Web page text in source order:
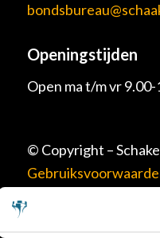
Openingstijden
Open ma t/m vr
© Copyright –